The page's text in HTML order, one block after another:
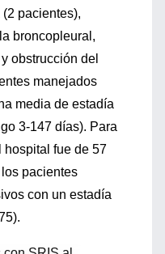
pacientes),
broncopleural,
obstrucción del
manejados
media de estadía
3-147 días). Para
hospital fue de 57
pacientes
con un estadía